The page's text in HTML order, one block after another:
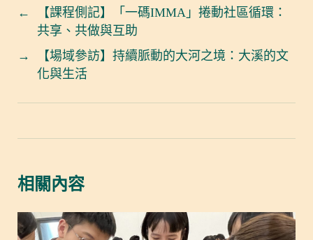
←
【課程側記】「一碼IMMA」捲動社區循環：
共享、共做與互助
→
【場域參訪】持續脈動的大河之境：大溪的文
化與生活
相關內容